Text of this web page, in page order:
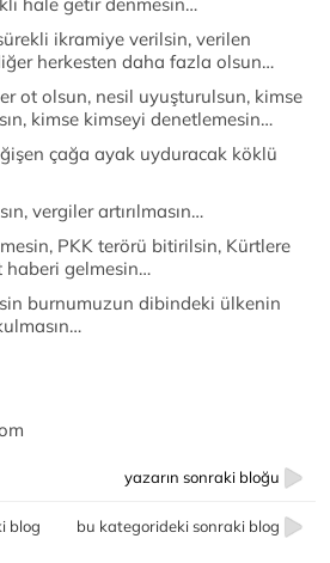
ikramiye verilsin, verilen
herkesten daha fazla olsun…
ot olsun, nesil uyuşturulsun, kimse
kimse kimseyi denetlemesin…
çağa ayak uyduracak köklü
vergiler artırılmasın…
PKK terörü bitirilsin, Kürtlere
haberi gelmesin…
burnumuzun dibindeki ülkenin
yazarın sonraki bloğu
blog bu kategorideki sonraki blog